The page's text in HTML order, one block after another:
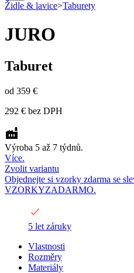
Židle & lavice>Taburety
JURO
Taburet
od 359 €
292 € bez DPH
Výroba 5 až 7 týdnů.
Více.
Zvolit variantu
Objednejte si vzorky zdarma se
VZORKYZADARMO.
5 let záruky
Vlastnosti
Rozměry
Materiály